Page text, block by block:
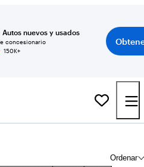
Autos nuevos y usados
concesionario
150K+
Ordenar